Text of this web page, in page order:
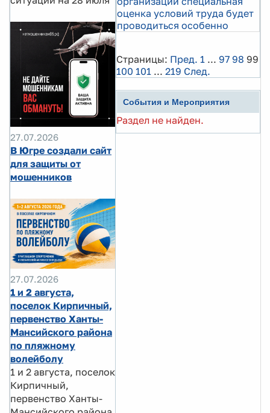
27.07.2026
В Югре создали сайт
для защиты от
мошенников
27.07.2026
1 и 2 августа,
поселок Кирпичный,
первенство Ханты-
Мансийского района
по пляжному
волейболу
1 и 2 августа, поселок
Кирпичный,
первенство Ханты-
оценка условий труда будет
проводиться особенно
Страницы: Пред. 1 ... 97 98 99
100 101 ... 219 След.
События и Мероприятия
Раздел не найден.